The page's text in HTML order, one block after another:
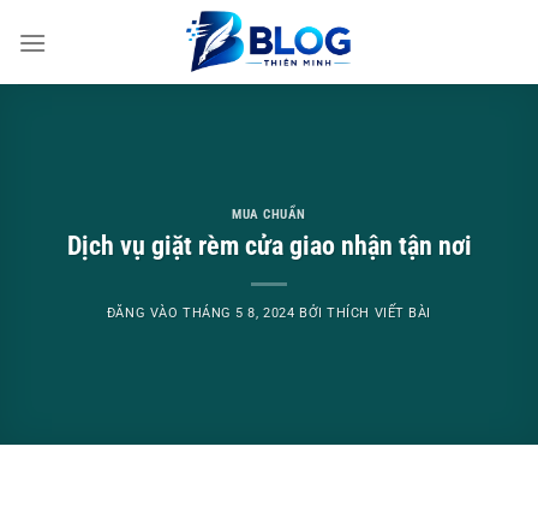
qua
MUA CHUẨN
Dịch vụ giặt rèm cửa giao nhận tận nơi
ĐĂNG VÀO THÁNG 5 8, 2024 BỞITHÍCH VIẾT BÀI